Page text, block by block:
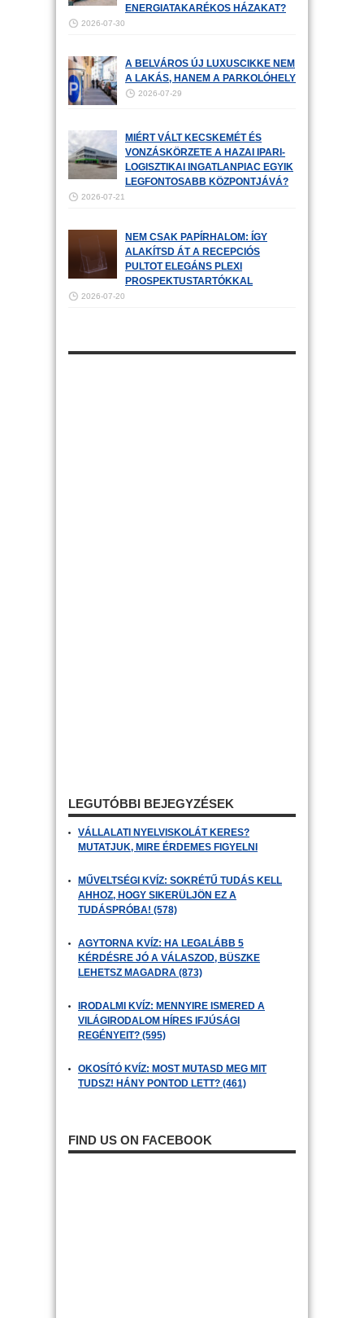
ENERGIATAKARÉKOS HÁZAKAT?
2026-07-30
A BELVÁROS ÚJ LUXUSCIKKE NEM
A LAKÁS, HANEM A PARKOLÓHELY
2026-07-29
MIÉRT VÁLT KECSKEMÉT ÉS
VONZÁSKÖRZETE A HAZAI IPARI-
LOGISZTIKAI INGATLANPIAC EGYIK
LEGFONTOSABB KÖZPONTJÁVÁ?
2026-07-21
NEM CSAK PAPÍRHALOM: ÍGY
ALAKÍTSD ÁT A RECEPCIÓS
PULTOT ELEGÁNS PLEXI
PROSPEKTUSTARTÓKKAL
2026-07-20
LEGUTÓBBI BEJEGYZÉSEK
VÁLLALATI NYELVISKOLÁT KERES?
MUTATJUK, MIRE ÉRDEMES FIGYELNI
MŰVELTSÉGI KVÍZ: SOKRÉTŰ TUDÁS KELL
AHHOZ, HOGY SIKERÜLJÖN EZ A
TUDÁSPRÓBA! (578)
AGYTORNA KVÍZ: HA LEGALÁBB 5
KÉRDÉSRE JÓ A VÁLASZOD, BÜSZKE
LEHETSZ MAGADRA (873)
IRODALMI KVÍZ: MENNYIRE ISMERED A
VILÁGIRODALOM HÍRES IFJÚSÁGI
REGÉNYEIT? (595)
OKOSÍTÓ KVÍZ: MOST MUTASD MEG MIT
TUDSZ! HÁNY PONTOD LETT? (461)
FIND US ON FACEBOOK